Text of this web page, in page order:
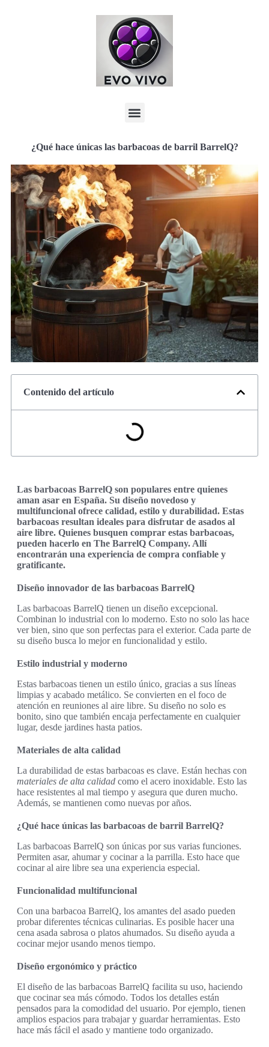
¿Qué hace únicas las barbacoas de barril BarrelQ?
Contenido del artículo
Las barbacoas BarrelQ son populares entre quienes
aman asar en España. Su diseño novedoso y
multifuncional ofrece calidad, estilo y durabilidad. Estas
barbacoas resultan ideales para disfrutar de asados al
aire libre. Quienes busquen comprar estas barbacoas,
pueden hacerlo en The BarrelQ Company. Allí
encontrarán una experiencia de compra confiable y
gratificante.
Diseño innovador de las barbacoas BarrelQ
Las barbacoas BarrelQ tienen un diseño excepcional.
Combinan lo industrial con lo moderno. Esto no solo las hace
ver bien, sino que son perfectas para el exterior. Cada parte de
su diseño busca lo mejor en funcionalidad y estilo.
Estilo industrial y moderno
Estas barbacoas tienen un estilo único, gracias a sus líneas
limpias y acabado metálico. Se convierten en el foco de
atención en reuniones al aire libre. Su diseño no solo es
bonito, sino que también encaja perfectamente en cualquier
lugar, desde jardines hasta patios.
Materiales de alta calidad
La durabilidad de estas barbacoas es clave. Están hechas con
materiales de alta calidad como el acero inoxidable. Esto las
hace resistentes al mal tiempo y asegura que duren mucho.
Además, se mantienen como nuevas por años.
¿Qué hace únicas las barbacoas de barril BarrelQ?
Las barbacoas BarrelQ son únicas por sus varias funciones.
Permiten asar, ahumar y cocinar a la parrilla. Esto hace que
cocinar al aire libre sea una experiencia especial.
Funcionalidad multifuncional
Con una barbacoa BarrelQ, los amantes del asado pueden
probar diferentes técnicas culinarias. Es posible hacer una
cena asada sabrosa o platos ahumados. Su diseño ayuda a
cocinar mejor usando menos tiempo.
Diseño ergonómico y práctico
El diseño de las barbacoas BarrelQ facilita su uso, haciendo
que cocinar sea más cómodo. Todos los detalles están
pensados para la comodidad del usuario. Por ejemplo, tienen
amplios espacios para trabajar y guardar herramientas. Esto
hace más fácil el asado y mantiene todo organizado.